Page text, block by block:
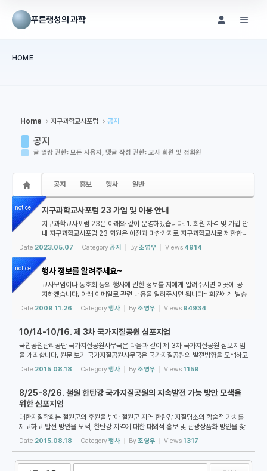
푸른행성의 과학
HOME
Home 지구과학교사포럼 공지
공지
글 열람 권한: 모든 사용자, 댓글 작성 권한: 교사 회원 및 정회원
공지 홍보 행사 일반
notice 지구과학교사포럼 23 가입 및 이용 안내
지구과학교사포럼 23은 아래와 같이 운영하겠습니다. 1. 회원 자격 및 가입 안
내 지구과학교사포럼 23 회원은 이전과 마찬가지로 지구과학교사로 제한합니
다. 가입하시려는 분은 아래 절차에 따라 주세요: 1. 아이디 생성을 클릭하여
아이디를 만들고 로그인합...
Date 2023.05.07 Category공지 By조영우 Views 4914
notice 행사 정보를 알려주세요~
교사모임이나 동호회 등의 행사에 관한 정보를 저에게 알려주시면 이곳에 공
지하겠습니다. 아래 이메일로 관련 내용을 알려주시면 됩니다~ 회원에게 발송
하는 전체 메일에 끼워 넣어 주세요~ demishrain@gmail.com
Date 2009.11.26 Category행사 By조영우 Views 94934
10/14-10/16. 제 3차 국가지질공원 심포지엄
국립공원관리공단 국가지질공원사무국은 다음과 같이 제 3차 국가지질공원 심포지엄
을 개최합니다. 원문 보기 국가지질공원사무국은 국가지질공원의 발전방향을 모색하고
관련 정보 교류를 위한 "국가지질공원 심포지엄"을 매년 개최하고 있습니다. 올해 개최
Date 2015.08.18 Category행사 By조영우 Views 1159
8/25-8/26. 철원 한탄강 국가지질공원의 지속발전 가능 방안 모색을
위한 심포지엄
대한지질학회는 철원군의 후원을 받아 철원군 지역 한탄강 지질명소의 학술적 가치를
제고하고 발전 방안을 모색, 한탄강 지역에 대한 대외적 홍보 및 관광상품화 방안을 찾
고자 아래와 같이 심포지엄을 개최한다고 합니다. 원문 보기 ▪ 주제: 철원 한탄강 국...
Date 2015.08.18 Category행사 By조영우 Views 1317